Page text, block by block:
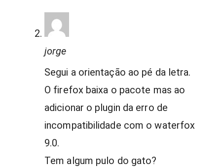
jorge
Segui a orientação ao pé da letra.
O firefox baixa o pacote mas ao
adicionar o plugin da erro de
incompatibilidade com o waterfox
9.0.
Tem algum pulo do gato?